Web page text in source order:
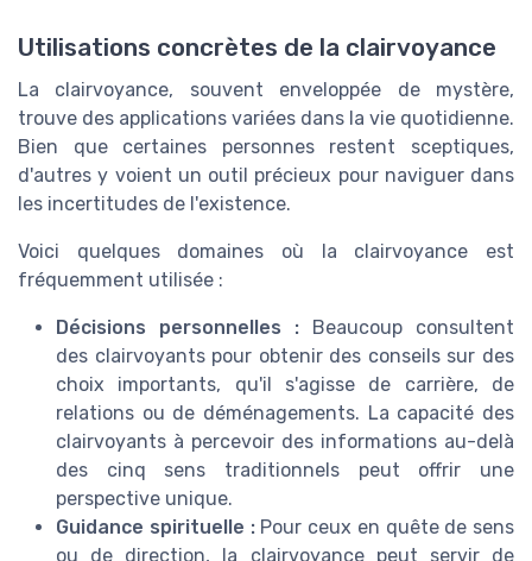
Utilisations concrètes de la clairvoyance
La clairvoyance, souvent enveloppée de mystère,
trouve des applications variées dans la vie quotidienne.
Bien que certaines personnes restent sceptiques,
d'autres y voient un outil précieux pour naviguer dans
les incertitudes de l'existence.
Voici quelques domaines où la clairvoyance est
fréquemment utilisée :
Décisions personnelles : Beaucoup consultent
des clairvoyants pour obtenir des conseils sur des
choix importants, qu'il s'agisse de carrière, de
relations ou de déménagements. La capacité des
clairvoyants à percevoir des informations au-delà
des cinq sens traditionnels peut offrir une
perspective unique.
Guidance spirituelle :Pour ceux en quête de sens
ou de direction, la clairvoyance peut servir de